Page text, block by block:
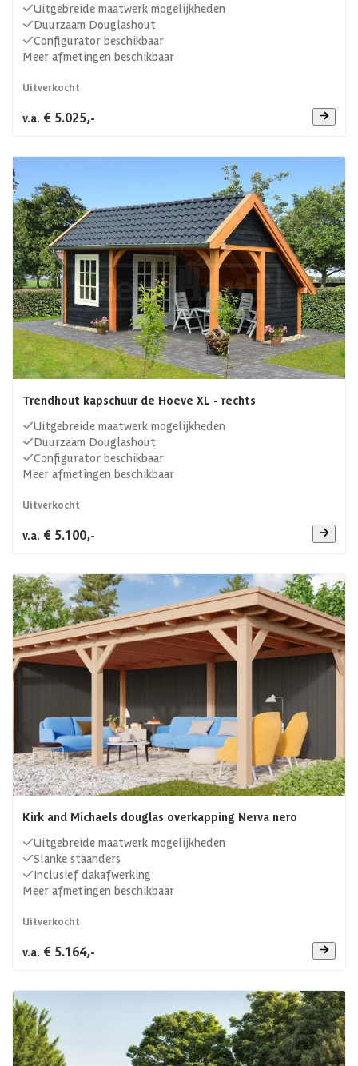
Uitgebreide maatwerk mogelijkheden
Duurzaam Douglashout
Configurator beschikbaar
Meer afmetingen beschikbaar
Uitverkocht
v.a. € 5.025,-
Trendhout kapschuur de Hoeve XL - rechts
Uitgebreide maatwerk mogelijkheden
Duurzaam Douglashout
Configurator beschikbaar
Meer afmetingen beschikbaar
Uitverkocht
v.a. € 5.100,-
Kirk and Michaels douglas overkapping Nerva nero
Uitgebreide maatwerk mogelijkheden
Slanke staanders
Inclusief dakafwerking
Meer afmetingen beschikbaar
Uitverkocht
v.a. € 5.164,-